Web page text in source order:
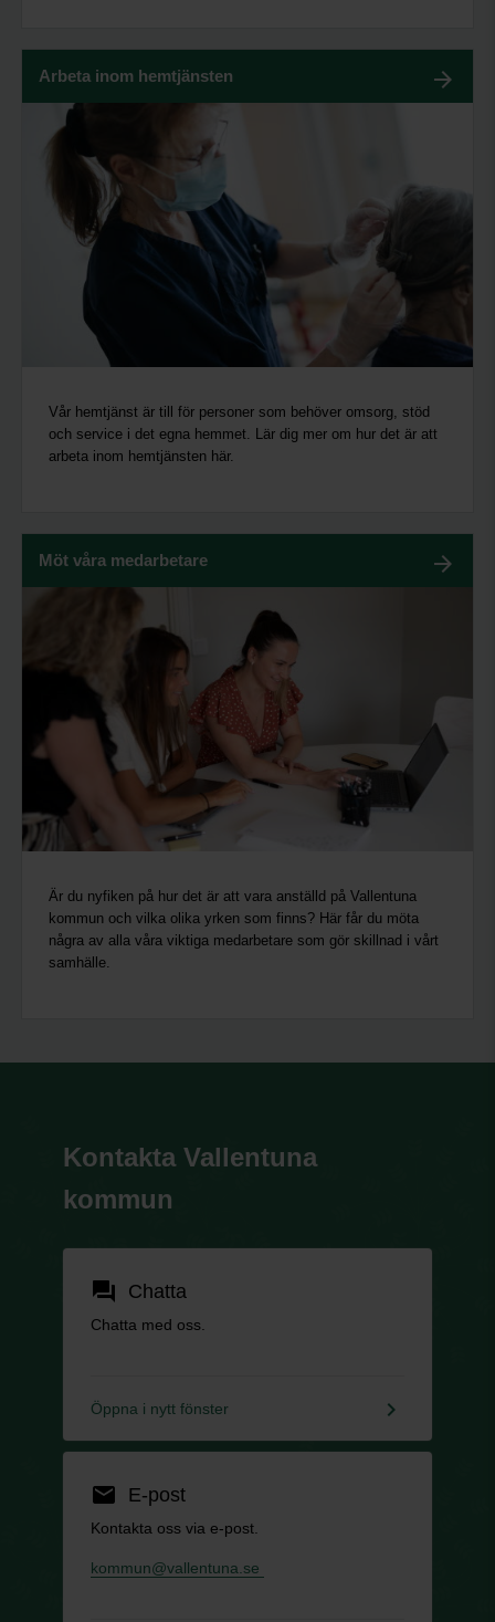
Arbeta inom hemtjänsten
Vår hemtjänst är till för personer som behöver omsorg, stöd
och service i det egna hemmet. Lär dig mer om hur det är att
arbeta inom hemtjänsten här.
Möt våra medarbetare
Är du nyfiken på hur det är att vara anställd på Vallentuna
kommun och vilka olika yrken som finns? Här får du möta
några av alla våra viktiga medarbetare som gör skillnad i vårt
samhälle.
Kontakta Vallentuna
kommun
forum Chatta
Chatta med oss.
Öppna i nytt fönster keyboard_arrow_right
email E-post
Kontakta oss via e-post.
kommun@vallentuna.se